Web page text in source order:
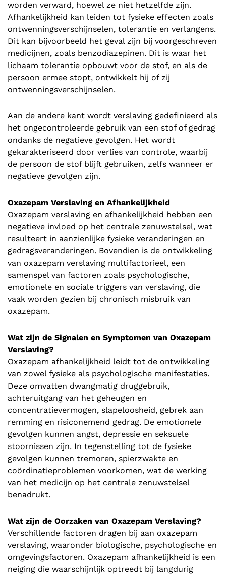
worden verward, hoewel ze niet hetzelfde zijn.
Afhankelijkheid kan leiden tot fysieke effecten zoals
ontwenningsverschijnselen, tolerantie en verlangens.
Dit kan bijvoorbeeld het geval zijn bij voorgeschreven
medicijnen, zoals benzodiazepinen. Dit is waar het
lichaam tolerantie opbouwt voor de stof, en als de
persoon ermee stopt, ontwikkelt hij of zij
ontwenningsverschijnselen.
Aan de andere kant wordt verslaving gedefinieerd als
het ongecontroleerde gebruik van een stof of gedrag
ondanks de negatieve gevolgen. Het wordt
gekarakteriseerd door verlies van controle, waarbij
de persoon de stof blijft gebruiken, zelfs wanneer er
negatieve gevolgen zijn.
Oxazepam Verslaving en Afhankelijkheid
Oxazepam verslaving en afhankelijkheid hebben een
negatieve invloed op het centrale zenuwstelsel, wat
resulteert in aanzienlijke fysieke veranderingen en
gedragsveranderingen. Bovendien is de ontwikkeling
van oxazepam verslaving multifactorieel, een
samenspel van factoren zoals psychologische,
emotionele en sociale triggers van verslaving, die
vaak worden gezien bij chronisch misbruik van
oxazepam.
Wat zijn de Signalen en Symptomen van Oxazepam
Verslaving?
Oxazepam afhankelijkheid leidt tot de ontwikkeling
van zowel fysieke als psychologische manifestaties.
Deze omvatten dwangmatig druggebruik,
achteruitgang van het geheugen en
concentratievermogen, slapeloosheid, gebrek aan
remming en risiconemend gedrag. De emotionele
gevolgen kunnen angst, depressie en seksuele
stoornissen zijn. In tegenstelling tot de fysieke
gevolgen kunnen tremoren, spierzwakte en
coördinatieproblemen voorkomen, wat de werking
van het medicijn op het centrale zenuwstelsel
benadrukt.
Wat zijn de Oorzaken van Oxazepam Verslaving?
Verschillende factoren dragen bij aan oxazepam
verslaving, waaronder biologische, psychologische en
omgevingsfactoren. Oxazepam afhankelijkheid is een
neiging die waarschijnlijk optreedt bij langdurig